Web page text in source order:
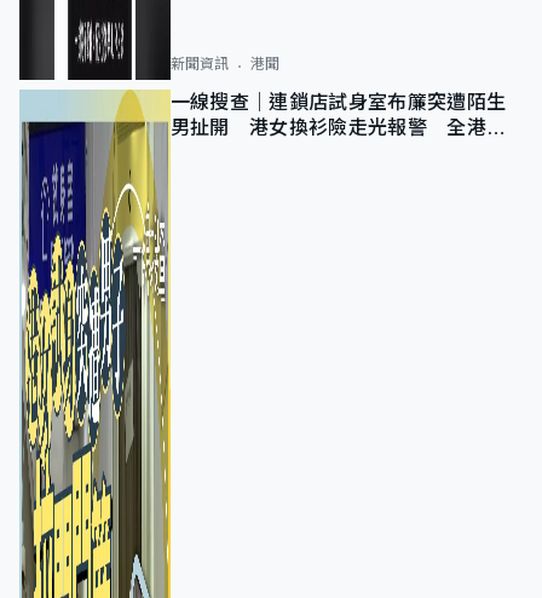
新聞資訊 港聞
一線搜查｜連鎖店試身室布簾突遭陌生
男扯開 港女換衫險走光報警 全港分